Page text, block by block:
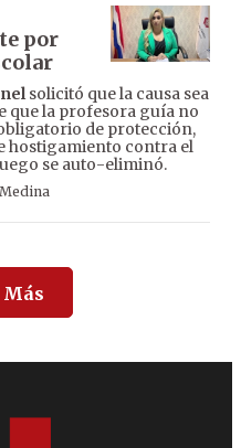
por
solicitó que la causa sea
que la profesora guía no
de protección,
hostigamiento contra el
se auto-eliminó.
Más